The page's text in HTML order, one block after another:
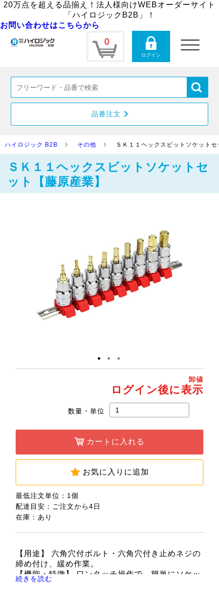
20万点を超える品揃え！法人様向けWEBオーダーサイト
「ハイロジックB2B」！
お問い合わせはこちらから
0
ログイン
toggle
navigation
品番注文
ハイロジック B2B その他 ＳＫ１１ヘックスビットソケット
ＳＫ１１ヘックスビットソケットセ
ット【藤原産業】
● ● ●
卸値
ログイン後に表示
数量・単位
カートに入れる
お気に入りに追加
最低注文単位：1個
配達目安：ご注文から4日
在庫：あり
【用途】 六角穴付ボルト・六角穴付き止めネジの
締め付け、緩め作業。
【機能・特徴】 ワンタッチ操作で、簡単にソケッ
トを取外せ、確実にソケットを取付けられます。
続きを読む